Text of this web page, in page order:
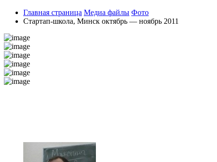
Главная страница Медиа файлы Фото
Стартап-школа, Минск октябрь — ноябрь 2011